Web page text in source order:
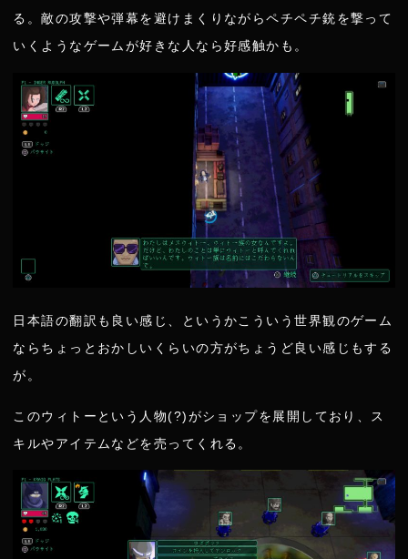
る。敵の攻撃や弾幕を避けまくりながらペチペチ銃を撃って
いくようなゲームが好きな人なら好感触かも。
日本語の翻訳も良い感じ、というかこういう世界観のゲーム
ならちょっとおかしいくらいの方がちょうど良い感じもする
が。
このウィトーという人物(?)がショップを展開しており、ス
キルやアイテムなどを売ってくれる。